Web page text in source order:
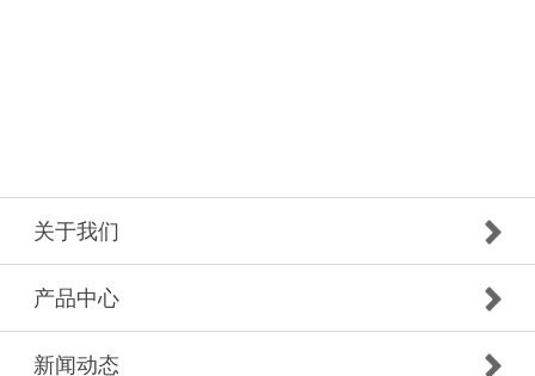
关于我们
产品中心
新闻动态